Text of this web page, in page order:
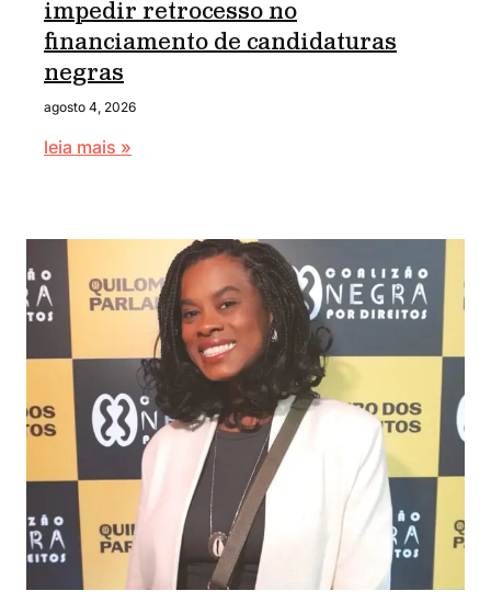
impedir retrocesso no
financiamento de candidaturas
negras
agosto 4, 2026
leia mais »